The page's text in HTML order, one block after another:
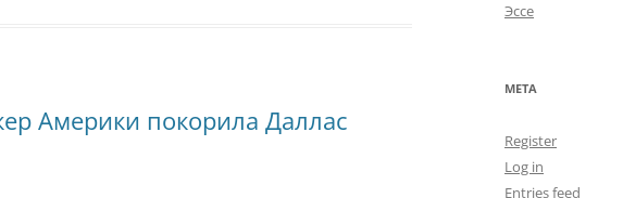
Америки покорила Даллас
Эссе
META
Register
Log in
Entries feed